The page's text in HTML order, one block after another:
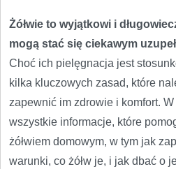
Żółwie to wyjątkowi i
mogą stać się ciekawym
Choć ich pielęgnacja jest
kilka kluczowych zasad, które
zapewnić im zdrowie i komfort.
wszystkie informacje, które
żółwiem domowym, w tym jak
warunki, co żółw je, i jak dbać o